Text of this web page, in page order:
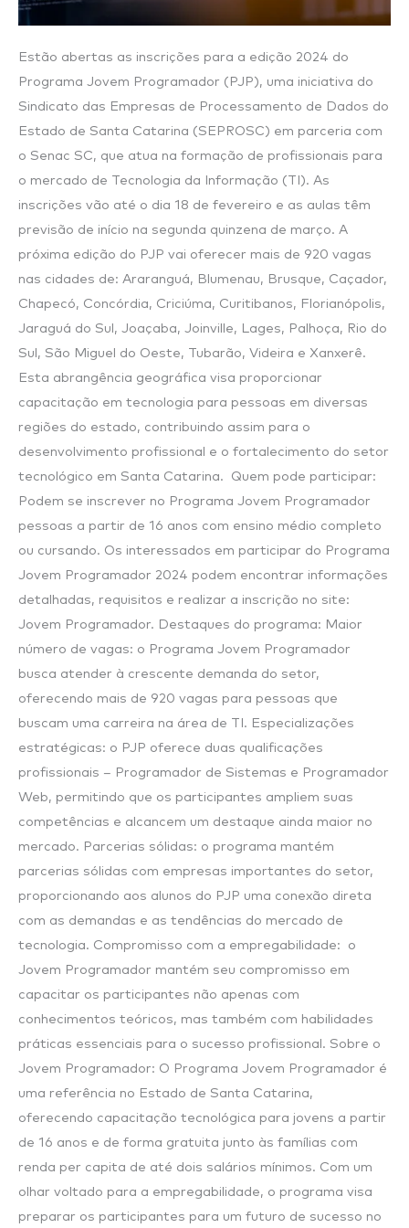
Estão abertas as inscrições para a edição 2024 do
Programa Jovem Programador (PJP), uma iniciativa do
Sindicato das Empresas de Processamento de Dados do
Estado de Santa Catarina (SEPROSC) em parceria com
o Senac SC, que atua na formação de profissionais para
o mercado de Tecnologia da Informação (TI). As
inscrições vão até o dia 18 de fevereiro e as aulas têm
previsão de início na segunda quinzena de março. A
próxima edição do PJP vai oferecer mais de 920 vagas
nas cidades de: Araranguá, Blumenau, Brusque, Caçador,
Chapecó, Concórdia, Criciúma, Curitibanos, Florianópolis,
Jaraguá do Sul, Joaçaba, Joinville, Lages, Palhoça, Rio do
Sul, São Miguel do Oeste, Tubarão, Videira e Xanxerê.
Esta abrangência geográfica visa proporcionar
capacitação em tecnologia para pessoas em diversas
regiões do estado, contribuindo assim para o
desenvolvimento profissional e o fortalecimento do setor
tecnológico em Santa Catarina. Quem pode participar:
Podem se inscrever no Programa Jovem Programador
pessoas a partir de 16 anos com ensino médio completo
ou cursando. Os interessados em participar do Programa
Jovem Programador 2024 podem encontrar informações
detalhadas, requisitos e realizar a inscrição no site:
Jovem Programador. Destaques do programa: Maior
número de vagas: o Programa Jovem Programador
busca atender à crescente demanda do setor,
oferecendo mais de 920 vagas para pessoas que
buscam uma carreira na área de TI. Especializações
estratégicas: o PJP oferece duas qualificações
profissionais – Programador de Sistemas e Programador
Web, permitindo que os participantes ampliem suas
competências e alcancem um destaque ainda maior no
mercado. Parcerias sólidas: o programa mantém
parcerias sólidas com empresas importantes do setor,
proporcionando aos alunos do PJP uma conexão direta
com as demandas e as tendências do mercado de
tecnologia. Compromisso com a empregabilidade: o
Jovem Programador mantém seu compromisso em
capacitar os participantes não apenas com
conhecimentos teóricos, mas também com habilidades
práticas essenciais para o sucesso profissional. Sobre o
Jovem Programador: O Programa Jovem Programador é
uma referência no Estado de Santa Catarina,
oferecendo capacitação tecnológica para jovens a partir
de 16 anos e de forma gratuita junto às famílias com
renda per capita de até dois salários mínimos. Com um
olhar voltado para a empregabilidade, o programa visa
preparar os participantes para um futuro de sucesso no